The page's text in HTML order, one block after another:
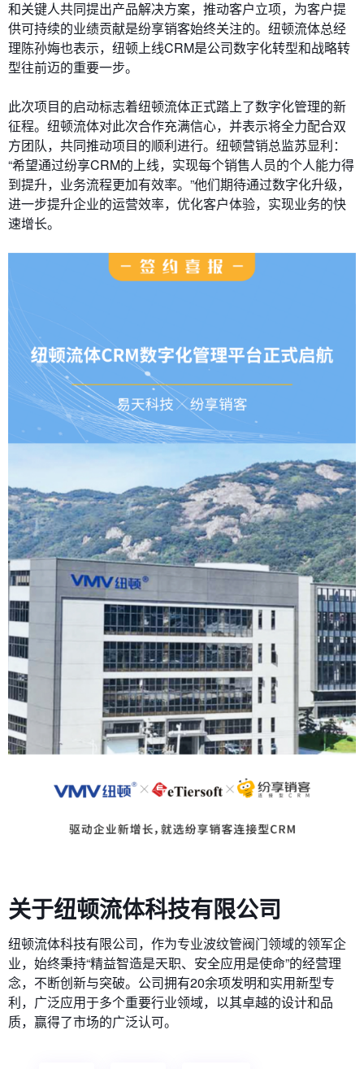
和关键人共同提出产品解决方案，推动客户立项，为客户提
供可持续的业绩贡献是纷享销客始终关注的。纽顿流体总经
理陈孙娒也表示，纽顿上线CRM是公司数字化转型和战略转
型往前迈的重要一步。
此次项目的启动标志着纽顿流体正式踏上了数字化管理的新
征程。纽顿流体对此次合作充满信心，并表示将全力配合双
方团队，共同推动项目的顺利进行。纽顿营销总监苏显利：
“希望通过纷享CRM的上线，实现每个销售人员的个人能力得
到提升，业务流程更加有效率。”他们期待通过数字化升级，
进一步提升企业的运营效率，优化客户体验，实现业务的快
速增长。
关于纽顿流体科技有限公司
纽顿流体科技有限公司，作为专业波纹管阀门领域的领军企
业，始终秉持“精益智造是天职、安全应用是使命”的经营理
念，不断创新与突破。公司拥有20余项发明和实用新型专
利，广泛应用于多个重要行业领域，以其卓越的设计和品
质，赢得了市场的广泛认可。